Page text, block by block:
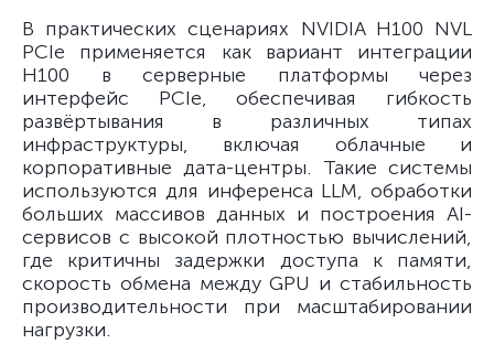
В практических сценариях NVIDIA H100 NVL
PCIe применяется как вариант интеграции
H100 в серверные платформы через
интерфейс PCIe, обеспечивая гибкость
развёртывания в различных типах
инфраструктуры, включая облачные и
корпоративные дата-центры. Такие системы
используются для инференса LLM, обработки
больших массивов данных и построения AI-
сервисов с высокой плотностью вычислений,
где критичны задержки доступа к памяти,
скорость обмена между GPU и стабильность
производительности при масштабировании
нагрузки.